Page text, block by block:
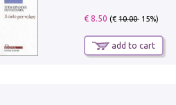
€ 8.50 (€10.00- 15%)
add to cart